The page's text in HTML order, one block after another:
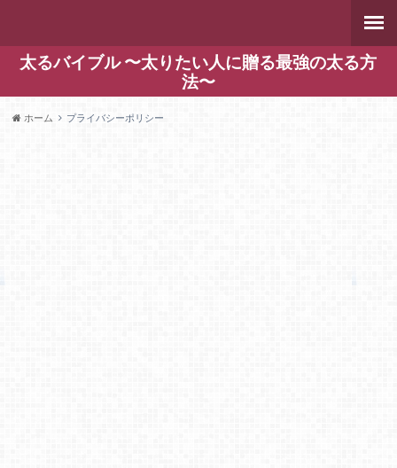
太るバイブル 〜太りたい人に贈る最強の太る方
法〜
ホーム プライバシーポリシー